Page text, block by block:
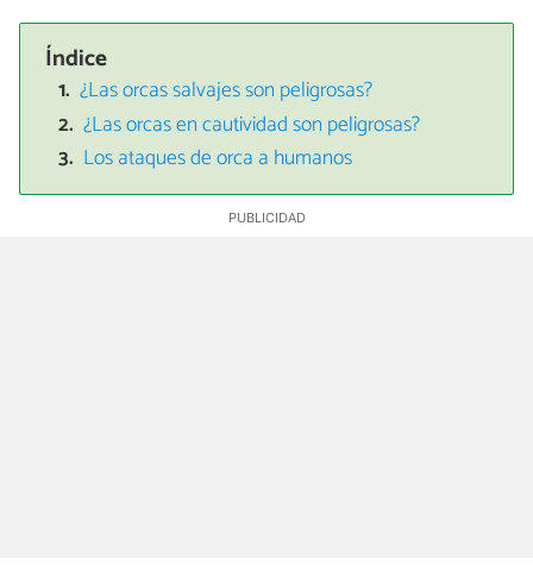
Índice
¿Las orcas salvajes son peligrosas?
¿Las orcas en cautividad son peligrosas?
Los ataques de orca a humanos